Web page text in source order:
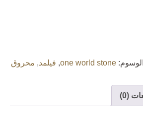
الوسوم: one world stone
, فيلمد, محروق
(0)